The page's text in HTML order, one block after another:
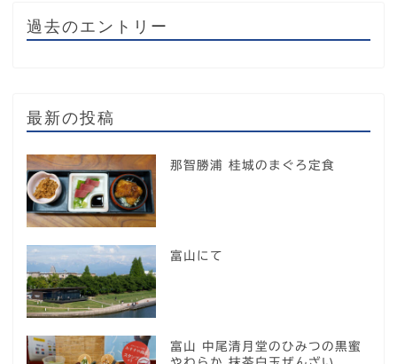
過去のエントリー
最新の投稿
那智勝浦 桂城のまぐろ定食
富山にて
富山 中尾清月堂のひみつの黒蜜